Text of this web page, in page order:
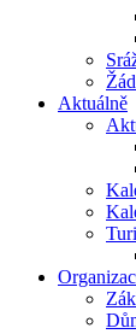
Aktuálně